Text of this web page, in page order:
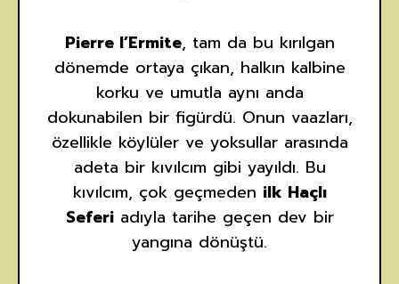
Pierre l’Ermite, tam da bu kırılgan
dönemde ortaya çıkan, halkın kalbine
korku ve umutla aynı anda
dokunabilen bir figürdü. Onun vaazları,
özellikle köylüler ve yoksullar arasında
adeta bir kıvılcım gibi yayıldı. Bu
kıvılcım, çok geçmeden ilk Haçlı
Seferiadıyla tarihe geçen dev bir
yangına dönüştü.